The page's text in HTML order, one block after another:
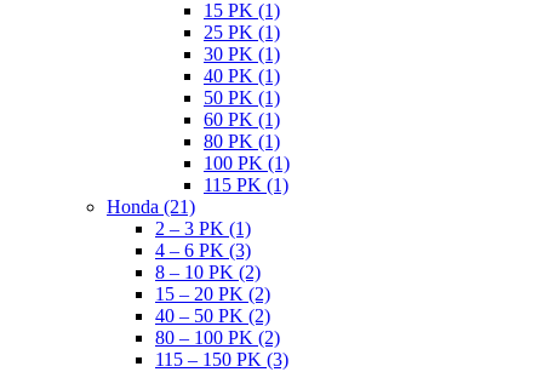
15 PK (1)
25 PK (1)
30 PK (1)
40 PK (1)
50 PK (1)
60 PK (1)
80 PK (1)
100 PK (1)
115 PK (1)
Honda (21)
2 – 3 PK (1)
4 – 6 PK (3)
8 – 10 PK (2)
15 – 20 PK (2)
40 – 50 PK (2)
80 – 100 PK (2)
115 – 150 PK (3)